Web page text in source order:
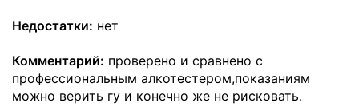
Недостатки: нет
Комментарий: проверено и сравнено с
профессиональным алкотестером,показаниям
можно верить гу и конечно же не рисковать.